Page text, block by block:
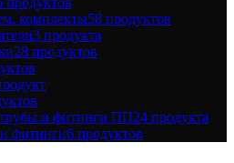
комплекты58 продуктов
3 продукта
28 продуктов
и фитинги ПП24 продукта
фитинги6 продуктов